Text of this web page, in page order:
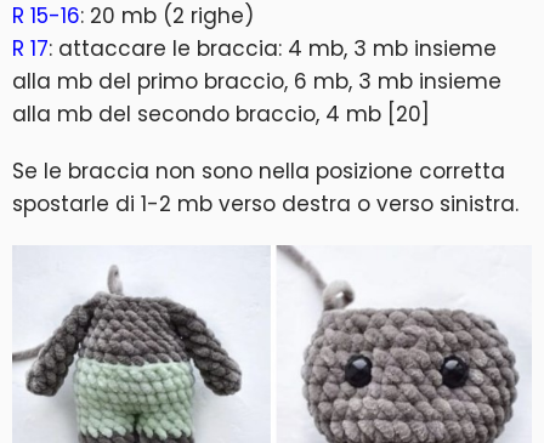
R 15-16: 20 mb (2 righe)
R 17: attaccare le braccia: 4 mb, 3 mb insieme
alla mb del primo braccio, 6 mb, 3 mb insieme
alla mb del secondo braccio, 4 mb [20]
Se le braccia non sono nella posizione corretta
spostarle di 1-2 mb verso destra o verso sinistra.